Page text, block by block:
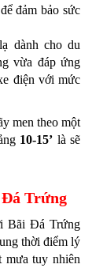
đảm bảo sức
dành cho du
vừa đáp ứng
điện với mức
men theo một
10-15’ là sẽ
Đá Trứng
Bãi Đá Trứng
thời điểm lý
mưa tuy nhiên